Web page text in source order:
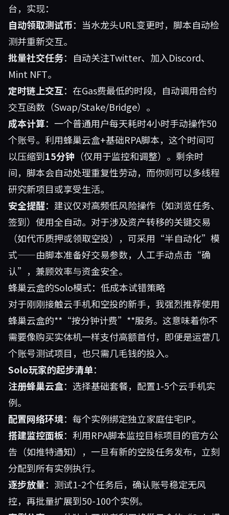
台，实现：
自动领取测试币：当水龙头URL变更时，脚本自动检
测并重新交互。
批量社交任务：自动关注Twitter、加入Discord、
Mint NFT。
定时链上交互：在Gas费最低的时段，自动调用合约
交互函数（Swap/Stake/Bridge）。
成本计算：一个普通用户每天耗时4小时手动操作50
个账号。利用蜂巢云盒+基础RPA脚本，这个时间可
以压缩到15分钟 （仅用于监控和调整）。剩余时
间，脚本会自动处理重复性劳动，而你则可以多线程
研究新项目或享受生活。
安全提醒：建议仅对高频低风险操作（如浏览任务、
签到）使用全自动。对于涉及资产转移的关键交易
（如代币质押或领取空投），可采用“半自动化”模
式——由脚本准备好交易参数，人工手动点击“确
认”，兼顾效率与资金安全。
蜂巢云盒的Solo模式：低成本试错策略
对于刚刚接触云手机和空投的新手，我强烈推荐使用
蜂巢云盒的**“按分钟计费”**服务。这意味着你不
需要像购买实体机一样支付高额首付，即便是运营几
个账号测试项目，也只需几毛钱的投入。
Solo玩家的起步清单：
注册蜂巢云盒：选择基础套餐，配置1-5个云手机实
例。
配置网络环境：每个实例绑定独立家庭住宅IP。
搭建监控面板：利用RPA脚本监控目标项目的官方公
告（如推特通知），一旦有新的空投任务发布，立刻
分配到所有实例执行。
逐步放量：测试1-2个任务后，确认账号稳定无风
控，再批量扩展到50-100个实例。